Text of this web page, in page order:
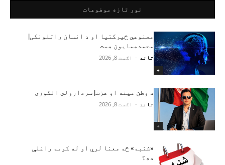
نور تازه موضوعات
+
مصنوعي ځیرکتیا او د انسان راتلونکی|
محمدهمایون همت
تاند - اګست 8, 2026
+
د وطن مینه او عزت| سردارولي الکوزی
تاند - اګست 8, 2026
«شنبه» څه معنا لري او له کومه راغلې
ده؟